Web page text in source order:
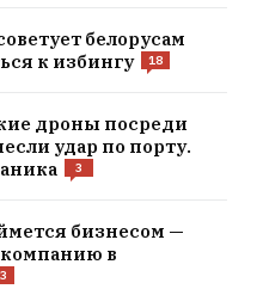
белорусам
к избингу
18
дроны посреди
удар по порту.
3
бизнесом —
в